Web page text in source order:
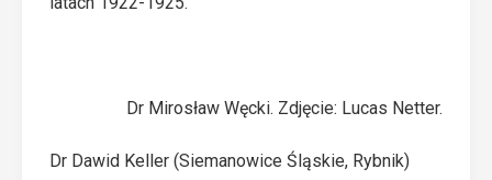
Dr Mirosław Węcki. Zdjęcie: Lucas Netter.
Dr Dawid Keller (Siemanowice Śląskie, Rybnik)